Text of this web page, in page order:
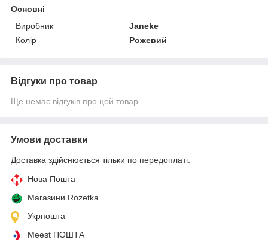
Основні
Виробник
Janeke
Колір
Рожевий
Відгуки про товар
Ще немає відгуків про цей товар
Умови доставки
Доставка здійснюється тільки по передоплаті.
Нова Пошта
Магазини Rozetka
Укрпошта
Meest ПОШТА